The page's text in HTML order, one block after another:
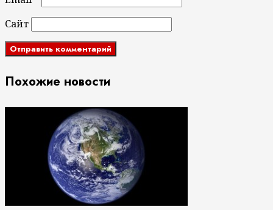
Сайт
Похожие новости